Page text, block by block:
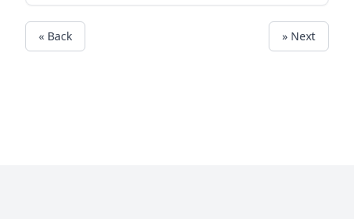
« Back » Next